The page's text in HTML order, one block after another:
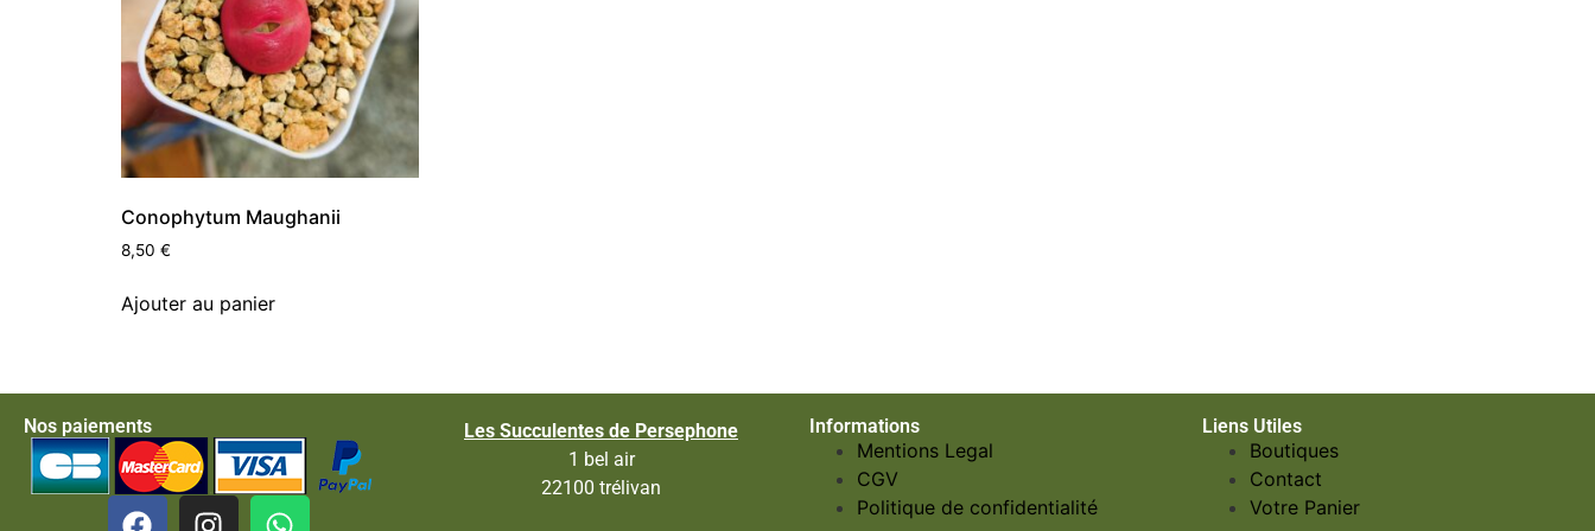
Conophytum Maughanii
8,50 €
Ajouter au panier
Nos paiements
Les Succulentes de Persephone
1 bel air
22100 trélivan
Informations
Mentions Legal
CGV
Politique de confidentialité
Liens Utiles
Boutiques
Contact
Votre Panier